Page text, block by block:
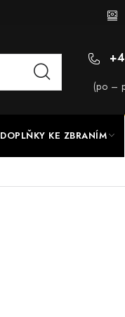
(po –
DOPLŇKY KE ZBRANÍM